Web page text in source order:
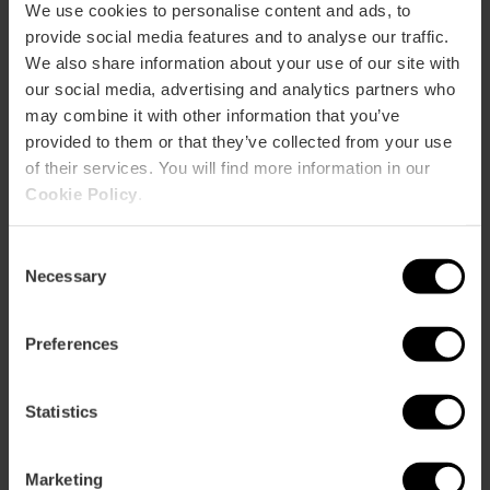
We use cookies to personalise content and ads, to
provide social media features and to analyse our traffic.
We also share information about your use of our site with
our social media, advertising and analytics partners who
may combine it with other information that you’ve
provided to them or that they’ve collected from your use
of their services. You will find more information in our
Cookie Policy
Selection
Necessary
Preferences
Statistics
Marketing
Bus
4,6,8,10,11,16,26,28,31,32, 70,71,81, C1
Palacio de Valeriola, C. del Mar, Valencia, España